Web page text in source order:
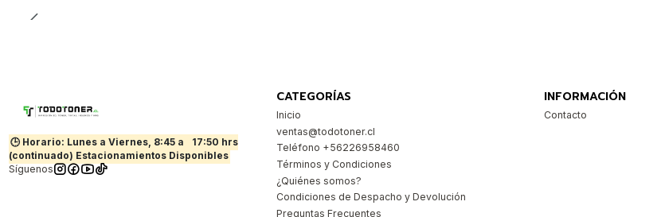
🕒 Horario: Lunes a Viernes, 8:45 a
17:50 hrs
(continuado) Estacionamientos Disponibles
Síguenos
CATEGORÍAS
Inicio
ventas@todotoner.cl
Teléfono +56226958460
Términos y Condiciones
¿Quiénes somos?
Condiciones de Despacho y Devolución
Preguntas Frecuentes
INFORMACIÓN
Contacto